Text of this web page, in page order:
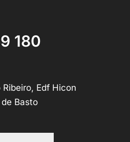
180
Edf Hicon
Basto